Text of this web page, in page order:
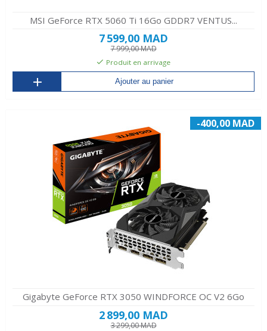
MSI GeForce RTX 5060 Ti 16Go GDDR7 VENTUS...
7 599,00 MAD
7 999,00 MAD
Produit en arrivage
Ajouter au panier
-400,00 MAD
Gigabyte GeForce RTX 3050 WINDFORCE OC V2 6Go
2 899,00 MAD
3 299,00 MAD